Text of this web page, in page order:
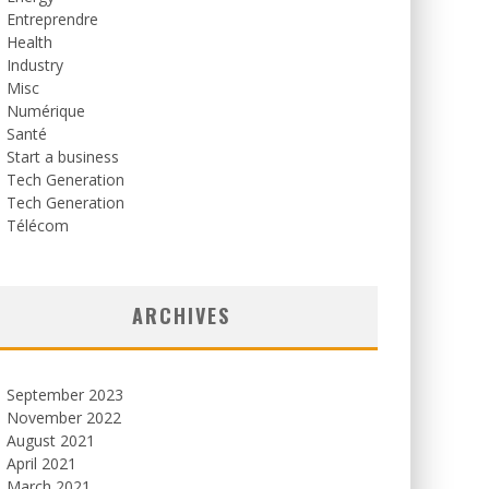
Entreprendre
Health
Industry
Misc
Numérique
Santé
Start a business
Tech Generation
Tech Generation
Télécom
ARCHIVES
September 2023
November 2022
August 2021
April 2021